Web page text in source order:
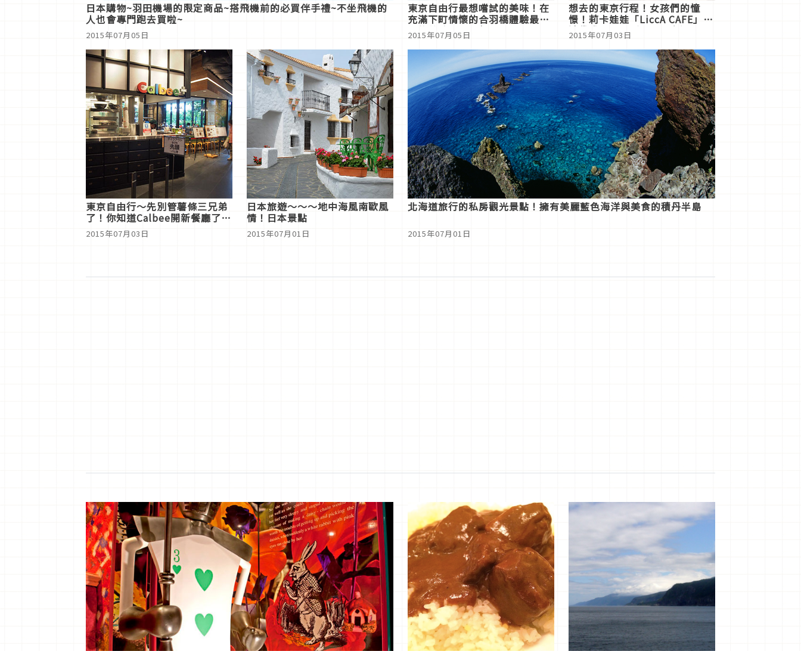
日本購物~羽田機場的限定商品~搭飛機前的必買伴手禮~不坐飛機的
人也會專門跑去買啦~
2015年07月05日
東京自由行最想嚐試的美味！在
充滿下町情懷的合羽橋體驗最單
純的美味日式炒麵
2015年07月05日
想去的東京行程！女孩們的憧
憬！莉卡娃娃「LiccA CAFE」於
池袋盛大開幕（期間限定）！
2015年07月03日
東京自由行～先別管薯條三兄弟
了！你知道Calbee開新餐廳了
嗎？
2015年07月03日
日本旅遊～～～地中海風南歐風
情！日本景點
2015年07月01日
北海道旅行的私房觀光景點！擁有美麗藍色海洋與美食的積丹半島
2015年07月01日